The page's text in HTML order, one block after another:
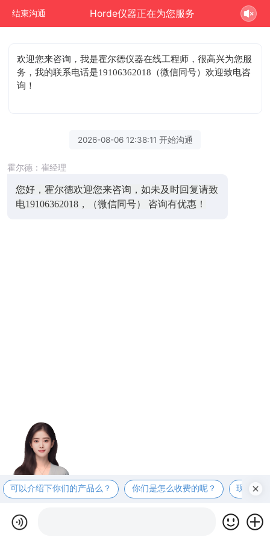
结束沟通 Horde仪器正在为您服务
欢迎您来咨询 ，我是霍尔德仪器在线工程师，很高兴为您服
务，我的联系电话是19106362018（微信同号）欢迎致电咨
询！
2026-08-06 12:38:11 开始沟通
霍尔德：崔经理
您好，霍尔德欢迎您来咨询，如未及时回复请致
电19106362018，（微信同号） 咨询有优惠！
可以介绍下你们的产品么？ 你们是怎么收费的呢？ 现在有